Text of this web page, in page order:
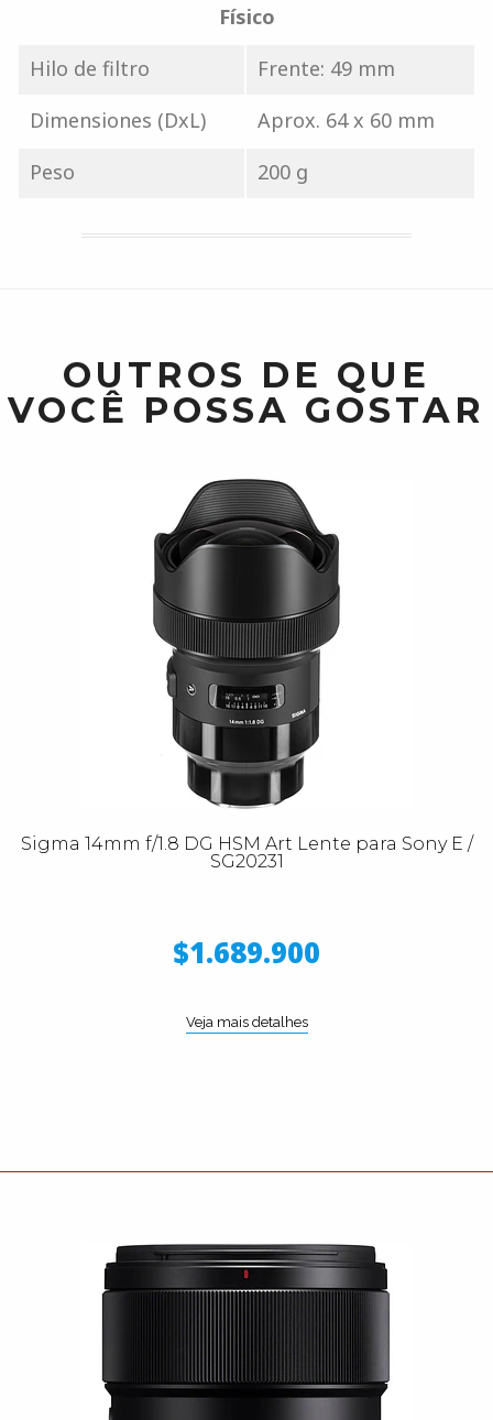
Físico
Hilo de filtro
Frente: 49 mm
Dimensiones (DxL)
Aprox. 64 x 60 mm
Peso
200 g
OUTROS DE QUE
VOCÊ POSSA GOSTAR
Sigma 14mm f/1.8 DG HSM Art Lente para Sony E /
SG20231
$1.689.900
Veja mais detalhes